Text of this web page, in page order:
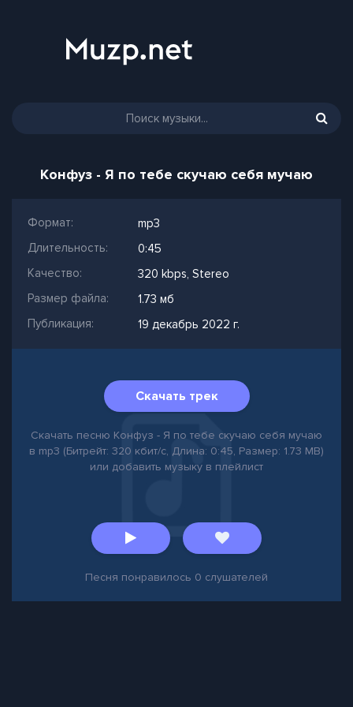
Конфуз - Я по тебе скучаю себя мучаю
Формат:
mp3
Длительность:
0:45
Качество:
320 kbps, Stereo
Размер файла:
1.73 мб
Публикация:
19 декабрь 2022 г.
Скачать трек
Скачать песню Конфуз - Я по тебе скучаю себя мучаю
в mp3 (Битрейт: 320 кбит/с, Длина: 0:45, Размер: 1.73 MB)
или добавить музыку в плейлист
Песня понравилось 0 слушателей